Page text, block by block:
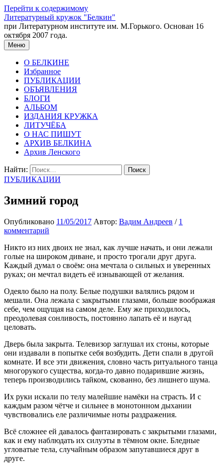
Перейти к содержимому
Литературный кружок "Белкин"
при Литературном институте им. М.Горького. Основан 16
октября 2007 года.
Меню
О БЕЛКИНЕ
Избранное
ПУБЛИКАЦИИ
ОБЪЯВЛЕНИЯ
БЛОГИ
АЛЬБОМ
ИЗДАНИЯ КРУЖКА
ЛИТУЧЁБА
О НАС ПИШУТ
АРХИВ БЕЛКИНА
Архив Ленского
Найти:
ПУБЛИКАЦИИ
Зимний город
Опубликовано 11/05/2017 Автор: Вадим Андреев / 1
комментарий
Никто из них двоих не знал, как лучше начать, и они лежали
голые на широком диване, и просто трогали друг друга.
Каждый думал о своём: она мечтала о сильных и уверенных
руках; он мечтал видеть её изнывающей от желания.
Одеяло было на полу. Белые подушки валялись рядом и
мешали. Она лежала с закрытыми глазами, больше воображая
себе, чем ощущая на самом деле. Ему же приходилось,
преодолевая сонливость, постоянно лапать её и наугад
целовать.
Дверь была закрыта. Телевизор заглушал их стоны, которые
они издавали в попытке себя возбудить. Дети спали в другой
комнате. И все эти движения, словно часть ритуального танца
многорукого существа, когда-то давно подарившие жизнь,
теперь производились тайком, скованно, без лишнего шума.
Их руки искали по телу малейшие намёки на страсть. И с
каждым разом чётче и сильнее в монотонном дыхании
чувствовались еле различимые ноты раздражения.
Всё сложнее ей давалось фантазировать с закрытыми глазами,
как и ему наблюдать их силуэты в тёмном окне. Бледные
угловатые тела, случайным образом запутавшиеся друг в
друге.